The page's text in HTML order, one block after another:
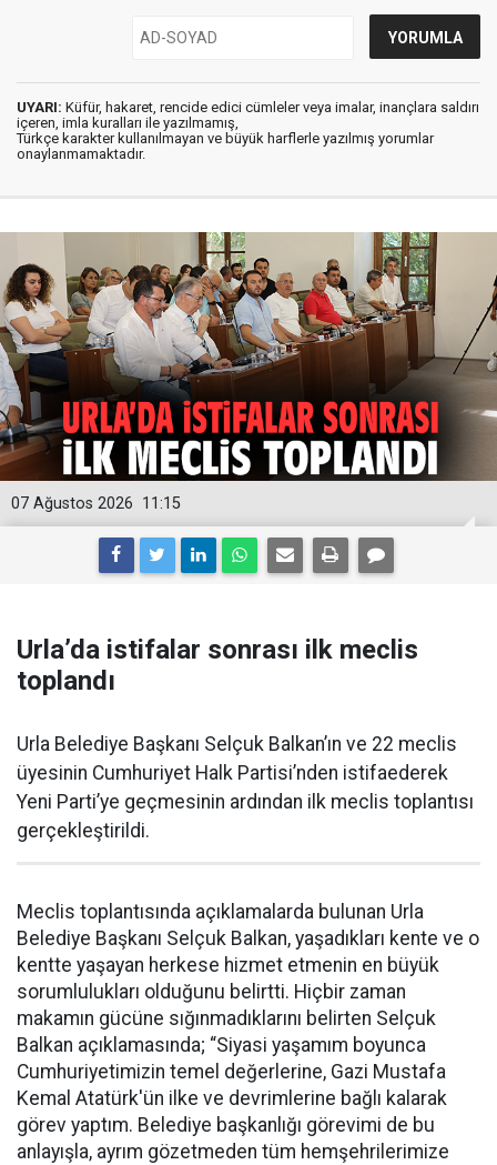
UYARI: Küfür, hakaret, rencide edici cümleler veya imalar, inançlara saldırı
içeren, imla kuralları ile yazılmamış,
Türkçe karakter kullanılmayan ve büyük harflerle yazılmış yorumlar
onaylanmamaktadır.
11:15
07 Ağustos 2026
Urla’da istifalar sonrası ilk meclis
toplandı
Urla Belediye Başkanı Selçuk Balkan’ın ve 22 meclis
üyesinin Cumhuriyet Halk Partisi’nden istifaederek
Yeni Parti’ye geçmesinin ardından ilk meclis toplantısı
gerçekleştirildi.
Meclis toplantısında açıklamalarda bulunan Urla
Belediye Başkanı Selçuk Balkan, yaşadıkları kente ve o
kentte yaşayan herkese hizmet etmenin en büyük
sorumlulukları olduğunu belirtti. Hiçbir zaman
makamın gücüne sığınmadıklarını belirten Selçuk
Balkan açıklamasında; “Siyasi yaşamım boyunca
Cumhuriyetimizin temel değerlerine, Gazi Mustafa
Kemal Atatürk'ün ilke ve devrimlerine bağlı kalarak
görev yaptım. Belediye başkanlığı görevimi de bu
anlayışla, ayrım gözetmeden tüm hemşehrilerimize